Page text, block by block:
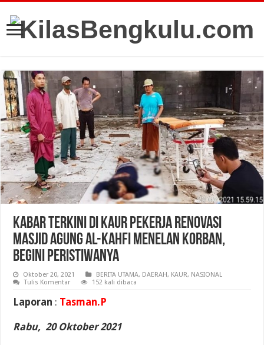
Kabar Terkini Di Kaur Pekerja Renovasi
Masjid Agung Al-Kahfi Menelan Korban,
Begini Peristiwanya
Oktober 20, 2021 BERITA UTAMA, DAERAH, KAUR, NASIONAL
Tulis Komentar
152 kali dibaca
Laporan : Tasman.P
Rabu, 20 Oktober 2021